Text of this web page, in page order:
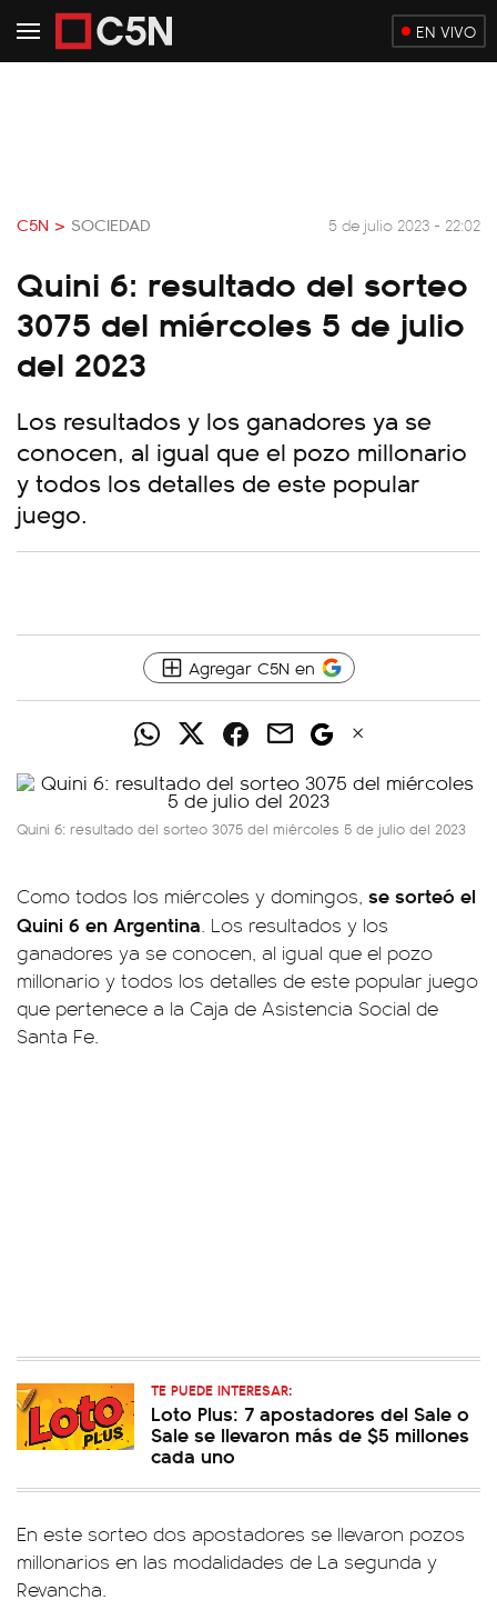
EN VIVO
C5N > SOCIEDAD 5 de julio 2023 - 22:02
Quini 6: resultado del sorteo
3075 del miércoles 5 de julio
del 2023
Los resultados y los ganadores ya se
conocen, al igual que el pozo millonario
y todos los detalles de este popular
juego.
Agregar C5N en
Quini 6: resultado del sorteo 3075 del miércoles 5 de julio del 2023
Como todos los miércoles y domingos, se sorteó el
Quini 6 en Argentina. Los resultados y los
ganadores ya se conocen, al igual que el pozo
millonario y todos los detalles de este popular juego
que pertenece a la Caja de Asistencia Social de
Santa Fe.
TE PUEDE INTERESAR:
Loto Plus: 7 apostadores del Sale o
Sale se llevaron más de $5 millones
cada uno
En este sorteo dos apostadores se llevaron pozos
millonarios en las modalidades de La segunda y
Revancha.